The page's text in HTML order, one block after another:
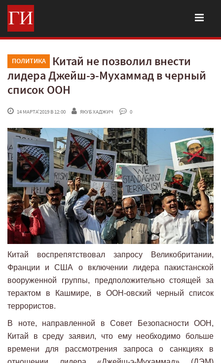
ПОЛИТИКА
Китай не позволил внести
лидера Джейш-э-Мухаммад в черный
список ООН
14 МАРТА'2019 В 12:00 ЯКУБ ХАДЖИЧ 0
Китай воспрепятствовал запросу Великобритании,
Франции и США о включении лидера пакистанской
вооруженной группы, предположительно стоящей за
терактом в Кашмире, в ООН-овский черный список
террористов.
В ноте, направленной в Совет Безопасности ООН,
Китай в среду заявил, что ему необходимо больше
времени для рассмотрения запроса о санкциях в